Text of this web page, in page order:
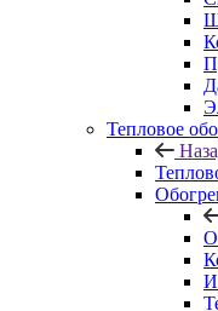
Тепловое